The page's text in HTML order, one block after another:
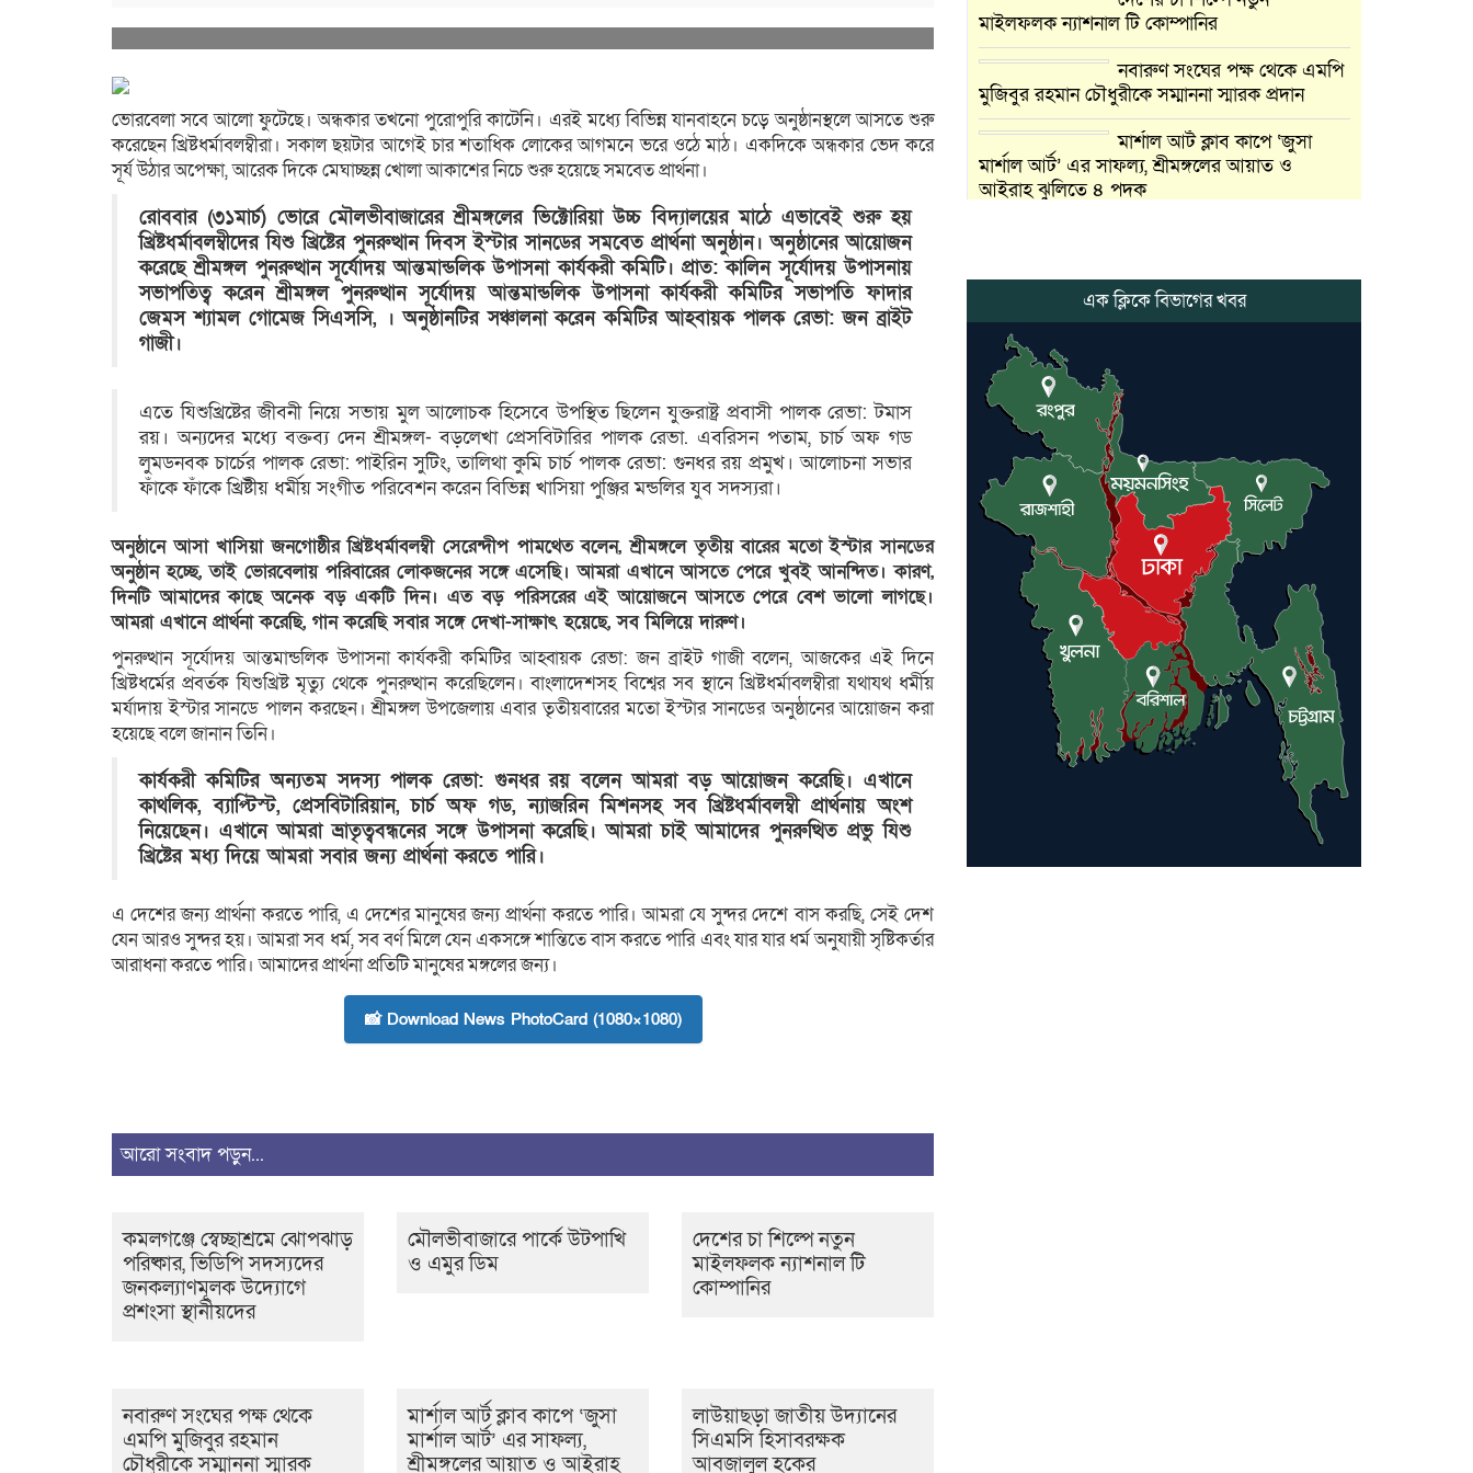
ভোরবেলা সবে আলো ফুটেছে। অন্ধকার তখনো পুরোপুরি কাটেনি। এরই মধ্যে বিভিন্ন যানবাহনে চড়ে অনুষ্ঠানস্থলে আসতে শুরু
করেছেন খ্রিষ্টধর্মাবলম্বীরা। সকাল ছয়টার আগেই চার শতাধিক লোকের আগমনে ভরে ওঠে মাঠ। একদিকে অন্ধকার ভেদ করে
সূর্য উঠার অপেক্ষা, আরেক দিকে মেঘাচ্ছন্ন খোলা আকাশের নিচে শুরু হয়েছে সমবেত প্রার্থনা।
রোববার (৩১মার্চ) ভোরে মৌলভীবাজারের শ্রীমঙ্গলের ভিক্টোরিয়া উচ্চ বিদ্যালয়ের মাঠে এভাবেই শুরু হয়
খ্রিষ্টধর্মাবলম্বীদের যিশু খ্রিষ্টের পুনরুত্থান দিবস ইস্টার সানডের সমবেত প্রার্থনা অনুষ্ঠান। অনুষ্ঠানের আয়োজন
করেছে শ্রীমঙ্গল পুনরুত্থান সূর্যোদয় আন্তমান্ডলিক উপাসনা কার্যকরী কমিটি। প্রাত: কালিন সূর্যোদয় উপাসনায়
সভাপতিত্ব করেন শ্রীমঙ্গল পুনরুত্থান সূর্যোদয় আন্তমান্ডলিক উপাসনা কার্যকরী কমিটির সভাপতি ফাদার
জেমস শ্যামল গোমেজ সিএসসি, । অনুষ্ঠানটির সঞ্চালনা করেন কমিটির আহবায়ক পালক রেভা: জন ব্রাইট
গাজী।
এতে যিশুখ্রিষ্টের জীবনী নিয়ে সভায় মুল আলোচক হিসেবে উপস্থিত ছিলেন যুক্তরাষ্ট্র প্রবাসী পালক রেভা: টমাস
রয়। অন্যদের মধ্যে বক্তব্য দেন শ্রীমঙ্গল- বড়লেখা প্রেসবিটারির পালক রেভা. এবরিসন পতাম, চার্চ অফ গড
লুমডনবক চার্চের পালক রেভা: পাইরিন সুটিং, তালিথা কুমি চার্চ পালক রেভা: গুনধর রয় প্রমুখ। আলোচনা সভার
ফাঁকে ফাঁকে খ্রিষ্টীয় ধর্মীয় সংগীত পরিবেশন করেন বিভিন্ন খাসিয়া পুঞ্জির মন্ডলির যুব সদস্যরা।
অনুষ্ঠানে আসা খাসিয়া জনগোষ্ঠীর খ্রিষ্টধর্মাবলম্বী সেরেন্দীপ পামথেত বলেন, শ্রীমঙ্গলে তৃতীয় বারের মতো ইস্টার সানডের
অনুষ্ঠান হচ্ছে, তাই ভোরবেলায় পরিবারের লোকজনের সঙ্গে এসেছি। আমরা এখানে আসতে পেরে খুবই আনন্দিত। কারণ,
দিনটি আমাদের কাছে অনেক বড় একটি দিন। এত বড় পরিসরের এই আয়োজনে আসতে পেরে বেশ ভালো লাগছে।
আমরা এখানে প্রার্থনা করেছি, গান করেছি সবার সঙ্গে দেখা-সাক্ষাৎ হয়েছে, সব মিলিয়ে দারুণ।
পুনরুত্থান সূর্যোদয় আন্তমান্ডলিক উপাসনা কার্যকরী কমিটির আহ্বায়ক রেভা: জন ব্রাইট গাজী বলেন, আজকের এই দিনে
খ্রিষ্টধর্মের প্রবর্তক যিশুখ্রিষ্ট মৃত্যু থেকে পুনরুত্থান করেছিলেন। বাংলাদেশসহ বিশ্বের সব স্থানে খ্রিষ্টধর্মাবলম্বীরা যথাযথ ধর্মীয়
মর্যাদায় ইস্টার সানডে পালন করছেন। শ্রীমঙ্গল উপজেলায় এবার তৃতীয়বারের মতো ইস্টার সানডের অনুষ্ঠানের আয়োজন করা
হয়েছে বলে জানান তিনি।
কার্যকরী কমিটির অন্যতম সদস্য পালক রেভা: গুনধর রয় বলেন আমরা বড় আয়োজন করেছি। এখানে
কাথলিক, ব্যাপ্টিস্ট, প্রেসবিটারিয়ান, চার্চ অফ গড, ন্যাজরিন মিশনসহ সব খ্রিষ্টধর্মাবলম্বী প্রার্থনায় অংশ
নিয়েছেন। এখানে আমরা ভ্রাতৃত্ববন্ধনের সঙ্গে উপাসনা করেছি। আমরা চাই আমাদের পুনরুত্থিত প্রভু যিশু
খ্রিষ্টের মধ্য দিয়ে আমরা সবার জন্য প্রার্থনা করতে পারি।
এ দেশের জন্য প্রার্থনা করতে পারি, এ দেশের মানুষের জন্য প্রার্থনা করতে পারি। আমরা যে সুন্দর দেশে বাস করছি, সেই দেশ
যেন আরও সুন্দর হয়। আমরা সব ধর্ম, সব বর্ণ মিলে যেন একসঙ্গে শান্তিতে বাস করতে পারি এবং যার যার ধর্ম অনুযায়ী সৃষ্টিকর্তার
আরাধনা করতে পারি। আমাদের প্রার্থনা প্রতিটি মানুষের মঙ্গলের জন্য।
📸 Download News PhotoCard (1080×1080)
আরো সংবাদ পড়ুন...
কমলগঞ্জে স্বেচ্ছাশ্রমে ঝোপঝাড়
পরিষ্কার, ভিডিপি সদস্যদের
জনকল্যাণমূলক উদ্যোগে
প্রশংসা স্থানীয়দের
মৌলভীবাজারে পার্কে উটপাখি
ও এমুর ডিম
দেশের চা শিল্পে নতুন
মাইলফলক ন্যাশনাল টি
কোম্পানির
নবারুণ সংঘের পক্ষ থেকে
এমপি মুজিবুর রহমান
চৌধুরীকে সম্মাননা স্মারক
মার্শাল আর্ট ক্লাব কাপে ‘জুসা
মার্শাল আর্ট’ এর সাফল্য,
শ্রীমঙ্গলের আয়াত ও আইরাহ
লাউয়াছড়া জাতীয় উদ্যানের
সিএমসি হিসাবরক্ষক
আবজালুল হকের
মাইলফলক ন্যাশনাল টি কোম্পানির
নবারুণ সংঘের পক্ষ থেকে এমপি
মুজিবুর রহমান চৌধুরীকে সম্মাননা স্মারক প্রদান
মার্শাল আর্ট ক্লাব কাপে ‘জুসা
মার্শাল আর্ট’ এর সাফল্য, শ্রীমঙ্গলের আয়াত ও
আইরাহ ঝুলিতে ৪ পদক
মৃত্যুতে,এলাকায় শোকের ছায়া
বিএনপির সাবেক সভাপতির
কমলগঞ্জে ডোবা থেকে অজ্ঞাত
ব্যক্তির গলিত মরদেহ উদ্ধার
লন্ডনে আদমপুর ইউনাইটেড
কলেজ বাস্তবায়ন নিয়ে আলোচনা
সভা
আন্তর্জাতিক মানবাধিকার
সম্মেলনে বিশেষ সম্মাননা পেলেন
ফারুক খাঁন, শ্রীমঙ্গলে সংবর্ধনা
এক ক্লিকে বিভাগের খবর